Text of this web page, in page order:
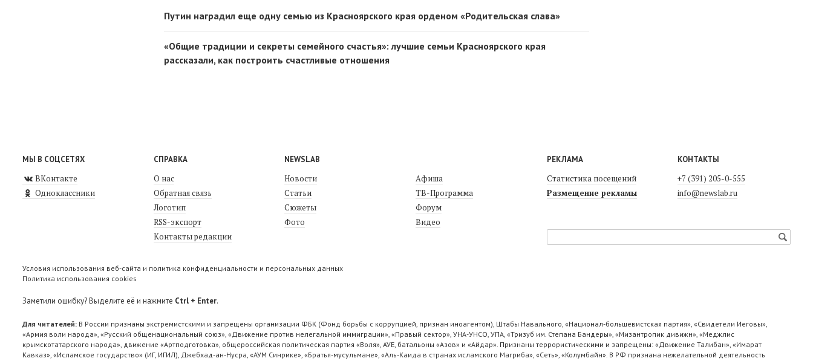
Путин наградил еще одну семью из Красноярского края орденом «Родительская слава»
«Общие традиции и секреты семейного счастья»: лучшие семьи Красноярского края
рассказали, как построить счастливые отношения
МЫ В СОЦСЕТЯХ
ВКонтакте
Одноклассники
СПРАВКА
О нас
Обратная связь
Логотип
RSS-экспорт
Контакты редакции
NEWSLAB
Новости
Статьи
Сюжеты
Фото
Афиша
ТВ-Программа
Форум
Видео
РЕКЛАМА
Статистика посещений
Размещение рекламы
КОНТАКТЫ
+7 (391) 205-0-555
info@newslab.ru
Условия использования веб-сайта и политика конфиденциальности и персональных данных
Политика использования cookies
Заметили ошибку? Выделите её и нажмите Ctrl + Enter.
Для читателей: В России признаны экстремистскими и запрещены организации ФБК (Фонд борьбы с коррупцией, признан иноагентом), Штабы Навального, «Национал-большевистская партия», «Свидетели Иеговы»,
«Армия воли народа», «Русский общенациональный союз», «Движение против нелегальной иммиграции», «Правый сектор», УНА-УНСО, УПА, «Тризуб им. Степана Бандеры», «Мизантропик дивижн», «Меджлис
крымскотатарского народа», движение «Артподготовка», общероссийская политическая партия «Воля», АУЕ, батальоны «Азов» и «Айдар». Признаны террористическими и запрещены: «Движение Талибан», «Имарат
Кавказ», «Исламское государство» (ИГ, ИГИЛ), Джебхад-ан-Нусра, «АУМ Синрике», «Братья-мусульмане», «Аль-Каида в странах исламского Магриба», «Сеть», «Колумбайн». В РФ признана нежелательной деятельность